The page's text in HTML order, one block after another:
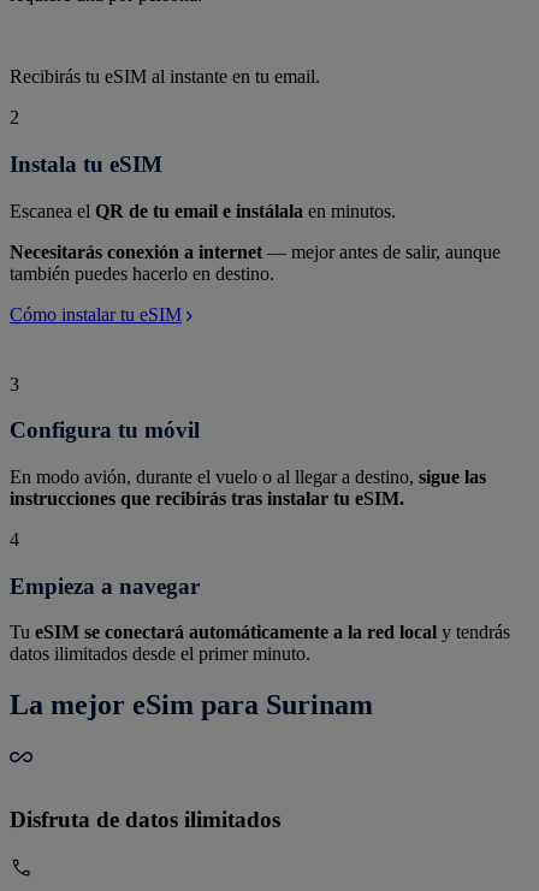
Recibirás tu eSIM al instante en tu email.
2
Instala tu eSIM
Escanea el QR de tu email e instálala en minutos.
Necesitarás conexión a internet — mejor antes de salir, aunque
también puedes hacerlo en destino.
Cómo instalar tu eSIM
3
Configura tu móvil
En modo avión, durante el vuelo o al llegar a destino, sigue las
instrucciones que recibirás tras instalar tu eSIM.
4
Empieza a navegar
Tu eSIM se conectará automáticamente a la red local y tendrás
datos ilimitados desde el primer minuto.
La mejor eSim para Surinam
Disfruta de datos ilimitados